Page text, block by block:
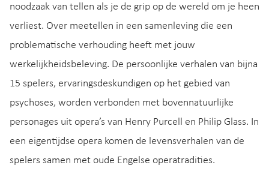
noodzaak van tellen als je de grip op de wereld om je heen
verliest. Over meetellen in een samenleving die een
problematische verhouding heeft met jouw
werkelijkheidsbeleving. De persoonlijke verhalen van bijna
15 spelers, ervaringsdeskundigen op het gebied van
psychoses, worden verbonden met bovennatuurlijke
personages uit opera’s van Henry Purcell en Philip Glass. In
een eigentijdse opera komen de levensverhalen van de
spelers samen met oude Engelse operatradities.